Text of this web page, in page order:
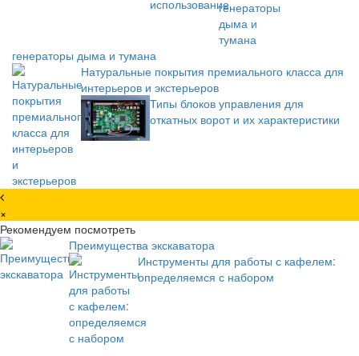
генераторы дыма и тумана
Натуральные покрытия премиального класса для
интерьеров и экстерьеров
Типы блоков управления для
откатных ворот и их характеристики
×
Рекомендуем посмотреть
Преимущества экскаватора
Инструменты для работы с кафелем:
определяемся с набором